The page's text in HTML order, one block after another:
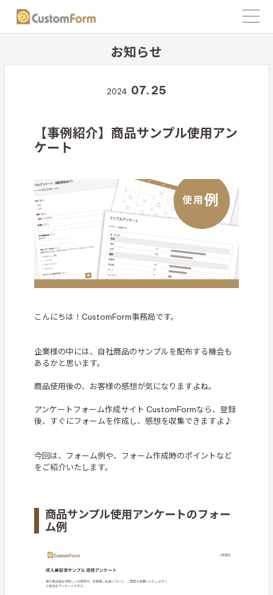
お知らせ
2024. 07. 25
【事例紹介】商品サンプル使用アン
ケート
こんにちは！CustomForm事務局です。
企業様の中には、自社商品のサンプルを配布する機会も
あるかと思います。
商品使用後の、お客様の感想が気になりますよね。
アンケートフォーム作成サイト CustomFormなら、登録
後、すぐにフォームを作成し、感想を収集できますよ♪
今回は、フォーム例や、フォーム作成時のポイントなど
をご紹介いたします。
商品サンプル使用アンケートのフォー
ム例